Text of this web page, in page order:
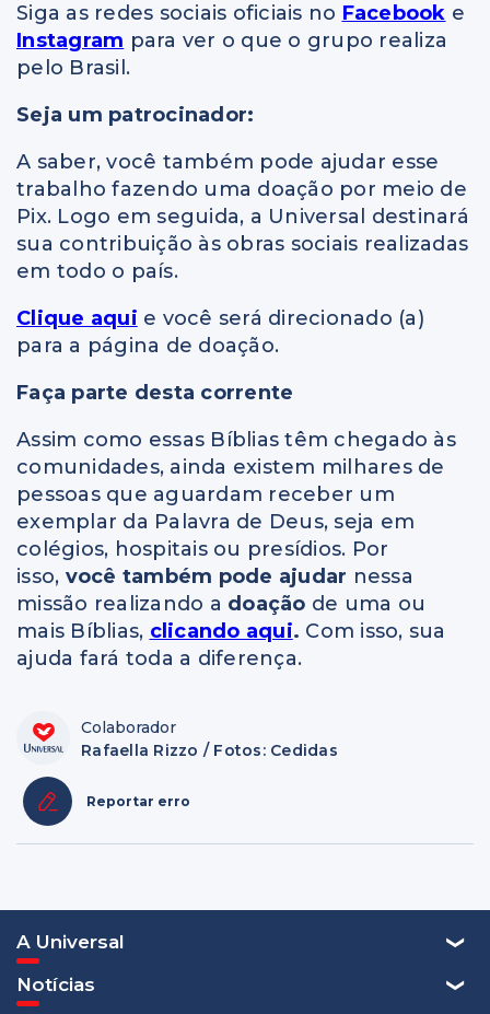
Siga as redes sociais oficiais no Facebook e
Instagram para ver o que o grupo realiza
pelo Brasil.
Seja um patrocinador:
A saber, você também pode ajudar esse
trabalho fazendo uma doação por meio de
Pix. Logo em seguida, a Universal destinará
sua contribuição às obras sociais realizadas
em todo o país.
Clique aqui e você será direcionado (a)
para a página de doação.
Faça parte desta corrente
Assim como essas Bíblias têm chegado às
comunidades, ainda existem milhares de
pessoas que aguardam receber um
exemplar da Palavra de Deus, seja em
colégios, hospitais ou presídios. Por
isso, você também pode ajudar nessa
missão realizando a doação de uma ou
mais Bíblias, clicando aqui. Com isso, sua
ajuda fará toda a diferença.
Colaborador
Rafaella Rizzo / Fotos: Cedidas
Reportar erro
A Universal
Notícias